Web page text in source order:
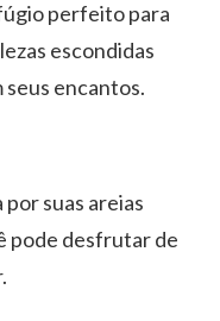
perfeito para
escondidas
seus encantos.
suas areias
pode desfrutar de